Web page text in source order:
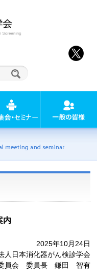
内
2025年10月24日
人日本消化器がん検診学会
委員会 委員長 鎌田 智有